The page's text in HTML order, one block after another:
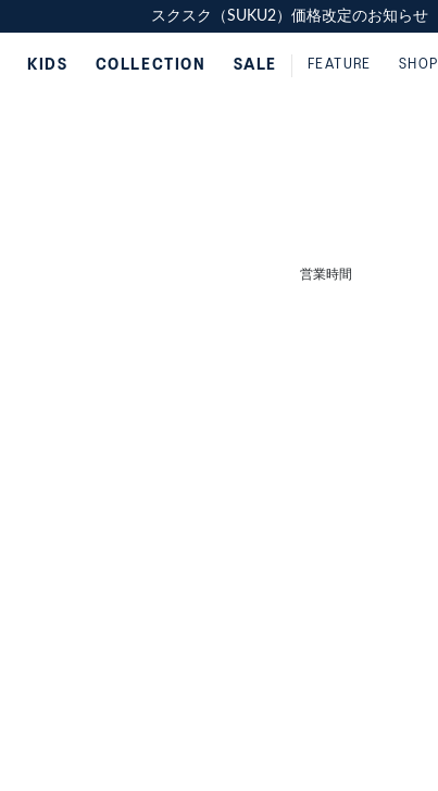
スクスク（SUKU2）価格改定のお知らせ
配送に関するお知らせ
スクスク（SUKU2）価格改定のお知らせ
配送に関するお知らせ
KIDS COLLECTION SALE FEATURE SHOP
営業時間